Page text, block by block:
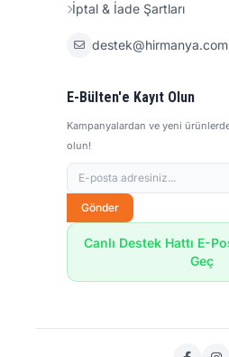
İptal & İade Şartları
destek@hirmanya.com
E-Bülten'e Kayıt Olun
Kampanyalardan ve yeni
olun!
Gönder
Canlı Destek Hattı E-
Geç